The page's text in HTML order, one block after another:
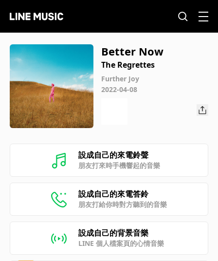
Better Now
The Regrettes
Further Joy
2022-04-08
設成自己的來電鈴聲
朋友打來時手機響起的音樂
設成自己的來電答鈴
朋友打給你時對方聽到的音樂
設成自己的背景音樂
LINE 個人檔案頁的心情音樂